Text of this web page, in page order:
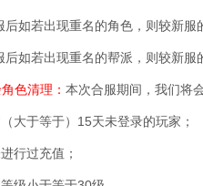
后如若出现重名的角色，则较新服
后如若出现重名的帮派，则较新服
色清理： 本次合服期间，我们将
大于等于）15天未登录的玩家；
行过充值；